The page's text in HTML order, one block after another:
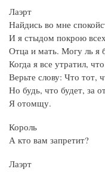
Лаэрт
Найдись во мне
И я стыдом покрою
Отца и мать. Могу ль я
Когда я все утратил,
Верьте слову: Что тот,
Но будь, что будет, за
Я отомщу.
Король
А кто вам запретит?
Лаэрт